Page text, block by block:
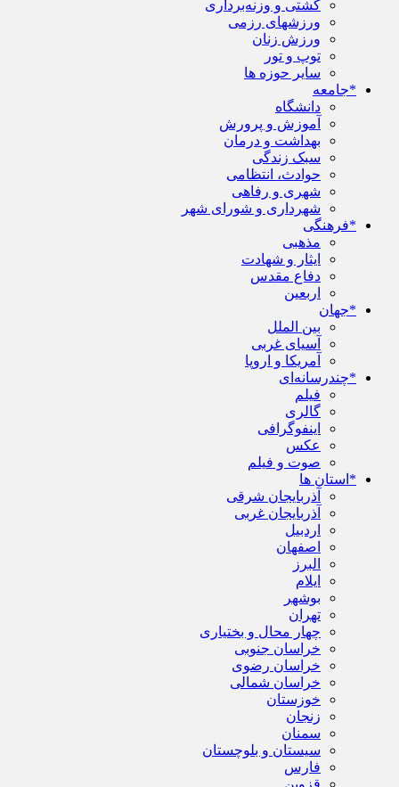
کشتی و وزنه‌برداری
ورزشهای رزمی
ورزش زنان
توپ و تور
سایر حوزه ها
*جامعه
دانشگاه
آموزش و پرورش
بهداشت و درمان
سبک زندگی
حوادث، انتظامی
شهری و رفاهی
شهرداری و شورای شهر
*فرهنگی
مذهبی
ایثار و شهادت
دفاع مقدس
اربعین
*جهان
بین الملل
آسیای غربی
آمریکا و اروپا
*چندرسانه‌ای
فیلم
گالری
اینفوگرافی
عکس
صوت و فیلم
*استان ها
آذربایجان شرقی
آذربایجان غربی
اردبیل
اصفهان
البرز
ایلام
بوشهر
تهران
چهار محال و بختیاری
خراسان جنوبی
خراسان رضوی
خراسان شمالی
خوزستان
زنجان
سمنان
سیستان و بلوچستان
فارس